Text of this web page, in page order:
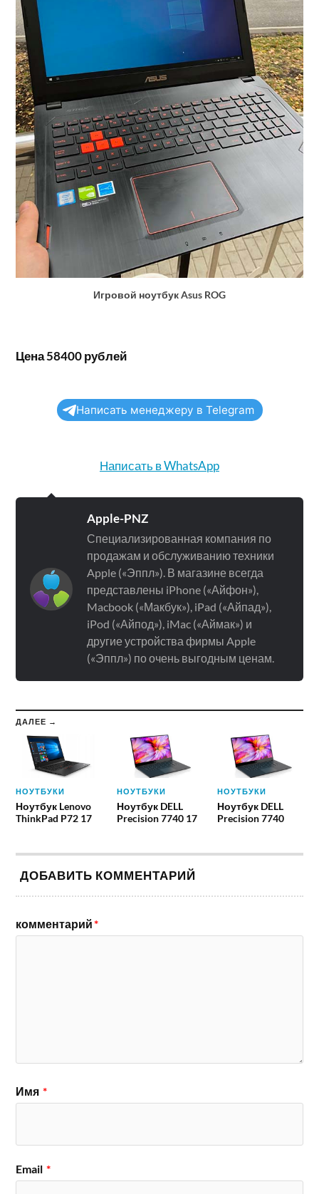
Игровой ноутбук Asus ROG
Цена 58400 рублей
Написать менеджеру в Telegram
Написать в WhatsApp
Apple-PNZ
Специализированная компания по
продажам и обслуживанию техники
Apple («Эппл»). В магазине всегда
представлены iPhone («Айфон»),
Macbook («Макбук»), iPad («Айпад»),
iPod («Айпод»), iMac («Аймак») и
другие устройства фирмы Apple
(«Эппл») по очень выгодным ценам.
ДАЛЕЕ →
НОУТБУКИ
Ноутбук Lenovo
ThinkPad P72 17
НОУТБУКИ
Ноутбук DELL
Precision 7740 17
НОУТБУКИ
Ноутбук DELL
Precision 7740
ДОБАВИТЬ КОММЕНТАРИЙ
комментарий*
Имя *
Email *